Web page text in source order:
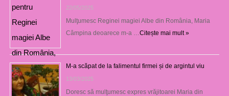
22/05/2025
Mulţumesc Reginei magiei Albe din România, Maria
Câmpina deoarece m-a … Citește mai mult »
M-a scăpat de la falimentul firmei și de argintul viu
13/03/2025
Doresc să mulţumesc expres vrăjitoarei Maria din